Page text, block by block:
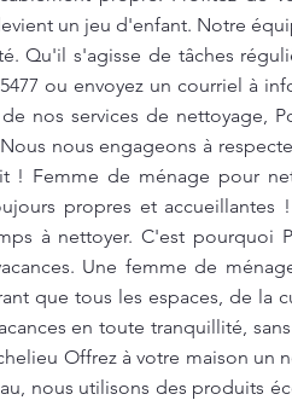
un jeu d'enfant. Notre
Qu'il s'agisse de tâches
ou envoyez un courriel à
nos services de nettoyage,
nous engageons à
! Femme de ménage pour
propres et
à nettoyer. C'est pourquoi
Une femme de
que tous les espaces, de la
en toute tranquillité,
Offrez à votre maison un
nous utilisons des produits